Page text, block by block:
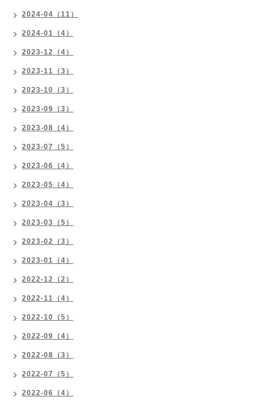
2024-04（11）
2024-01（4）
2023-12（4）
2023-11（3）
2023-10（3）
2023-09（3）
2023-08（4）
2023-07（5）
2023-06（4）
2023-05（4）
2023-04（3）
2023-03（5）
2023-02（3）
2023-01（4）
2022-12（2）
2022-11（4）
2022-10（5）
2022-09（4）
2022-08（3）
2022-07（5）
2022-06（4）